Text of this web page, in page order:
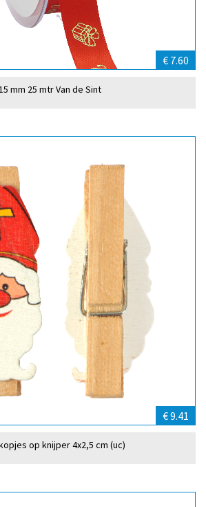
€ 7.60
mm 25 mtr Van de Sint
€ 9.41
op knijper 4x2,5 cm (uc)